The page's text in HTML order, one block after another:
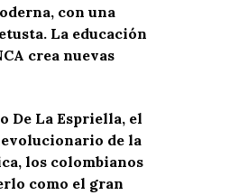
con una
La educación
crea nuevas
De La Espriella, el
evolucionario de la
los colombianos
como el gran